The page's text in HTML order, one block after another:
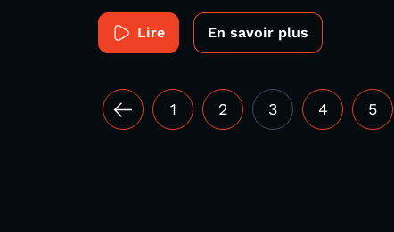
Lire En savoir plus
1 2 3 4 5